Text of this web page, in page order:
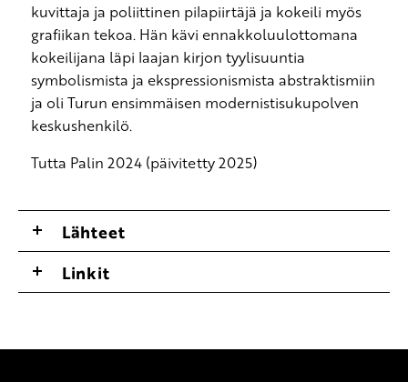
kuvittaja ja poliittinen pilapiirtäjä ja kokeili myös
grafiikan tekoa. Hän kävi ennakkoluulottomana
kokeilijana läpi laajan kirjon tyylisuuntia
symbolismista ja ekspressionismista abstraktismiin
ja oli Turun ensimmäisen modernistisukupolven
keskushenkilö.
Tutta Palin 2024 (päivitetty 2025)
Lähteet
Linkit